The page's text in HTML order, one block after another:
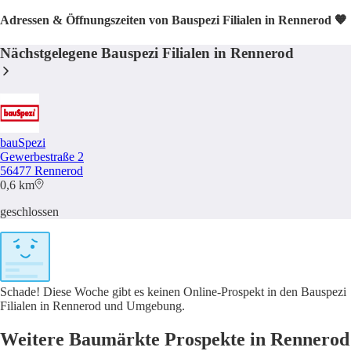
Adressen & Öffnungszeiten von Bauspezi Filialen in Rennerod 🧡
Nächstgelegene Bauspezi Filialen in Rennerod
bauSpezi
Gewerbestraße 2
56477 Rennerod
0,6 km
geschlossen
Schade! Diese Woche gibt es keinen Online-Prospekt in den Bauspezi
Filialen in Rennerod und Umgebung.
Weitere Baumärkte Prospekte in Rennerod